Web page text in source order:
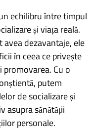
echilibru între timpul
și viața reală.
dezavantaje, ele
în ceea ce privește
Cu o
putem
de socializare și
asupra sănătății
personale.